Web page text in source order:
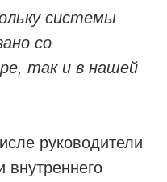
системы
со
так и в нашей
руководители
внутреннего